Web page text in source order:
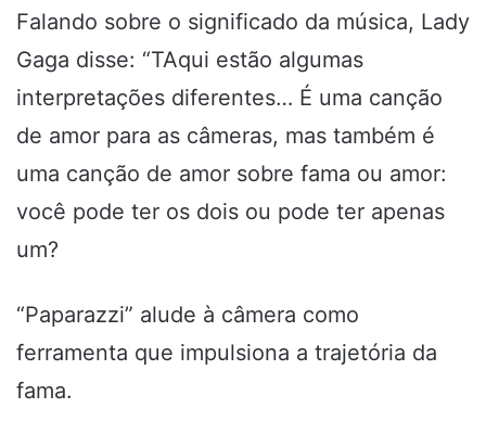
Falando sobre o significado da música, Lady
Gaga disse: “TAqui estão algumas
interpretações diferentes… É uma canção
de amor para as câmeras, mas também é
uma canção de amor sobre fama ou amor:
você pode ter os dois ou pode ter apenas
um?
“Paparazzi” alude à câmera como
ferramenta que impulsiona a trajetória da
fama.